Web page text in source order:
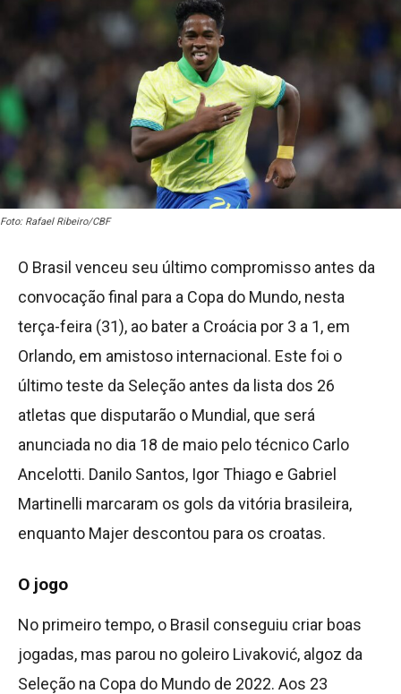
Foto: Rafael Ribeiro/CBF
O Brasil venceu seu último compromisso antes da
convocação final para a Copa do Mundo, nesta
terça-feira (31), ao bater a Croácia por 3 a 1, em
Orlando, em amistoso internacional. Este foi o
último teste da Seleção antes da lista dos 26
atletas que disputarão o Mundial, que será
anunciada no dia 18 de maio pelo técnico Carlo
Ancelotti. Danilo Santos, Igor Thiago e Gabriel
Martinelli marcaram os gols da vitória brasileira,
enquanto Majer descontou para os croatas.
O jogo
No primeiro tempo, o Brasil conseguiu criar boas
jogadas, mas parou no goleiro Livaković, algoz da
Seleção na Copa do Mundo de 2022. Aos 23